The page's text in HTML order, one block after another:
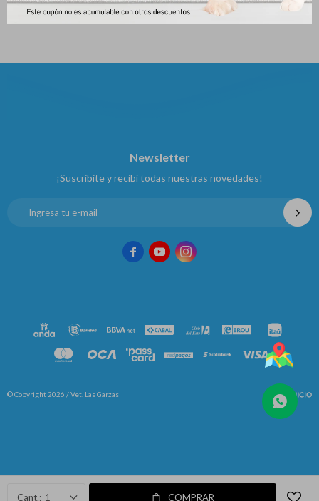
1 COMPRAR
Newsletter
¡Suscribite y recibí todas nuestras novedades!
  
© Copyright 2026 / Vet. Las Garzas
Fenicio